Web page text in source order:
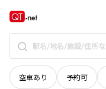
空車あり 予約可
石川県